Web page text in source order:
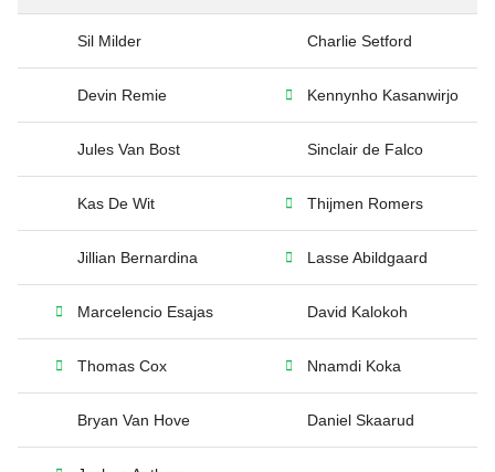
Sil Milder Charlie Setford
Devin Remie Kennynho Kasanwirjo
Jules Van Bost Sinclair de Falco
Kas De Wit Thijmen Romers
Jillian Bernardina Lasse Abildgaard
Marcelencio Esajas David Kalokoh
Thomas Cox Nnamdi Koka
Bryan Van Hove Daniel Skaarud